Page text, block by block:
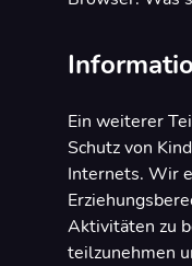
Ein weiterer
Schutz von
Internets. Wir
Aktivitäten zu
teilzunehmen